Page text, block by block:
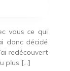
vous ce qui
donc décidé
redécouvert
plus […]